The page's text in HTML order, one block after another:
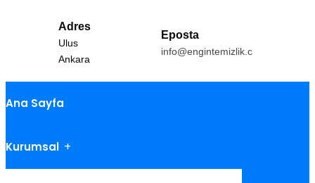
Adres
Ulus
Ankara
Eposta
info@engintemizlik.com
Ana Sayfa
Kurumsal